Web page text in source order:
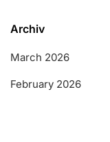
Archiv
March 2026
February 2026